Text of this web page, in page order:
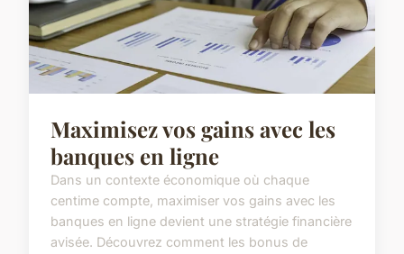
Maximisez vos gains avec les
banques en ligne
Dans un contexte économique où chaque
centime compte, maximiser vos gains avec les
banques en ligne devient une stratégie financière
avisée. Découvrez comment les bonus de